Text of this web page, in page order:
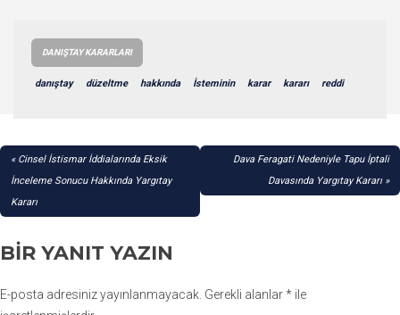
DANIŞTAY KARARLARI
danıştay düzeltme hakkında İsteminin karar kararı reddi
YAZI
GEZINMESI
Cinsel İstismar İddialarında Eksik
İnceleme Sonucu Hakkında Yargıtay
Kararı
Dava Feragati Nedeniyle Tapu İptali
Davasında Yargıtay Kararı
BIR YANIT YAZIN
E-posta adresiniz yayınlanmayacak. Gerekli alanlar* ile